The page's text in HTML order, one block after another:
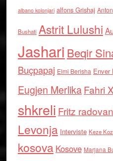
albano kolonjari alfons Grishaj
Bushati Astrit Lulushi
Jashari Beqir
Buçpapaj Elmi Berisha Enver
Eugjen MerlikaFahri
shkreli Fritz
Levonja Interviste Keze
kosova Kosove Marjana